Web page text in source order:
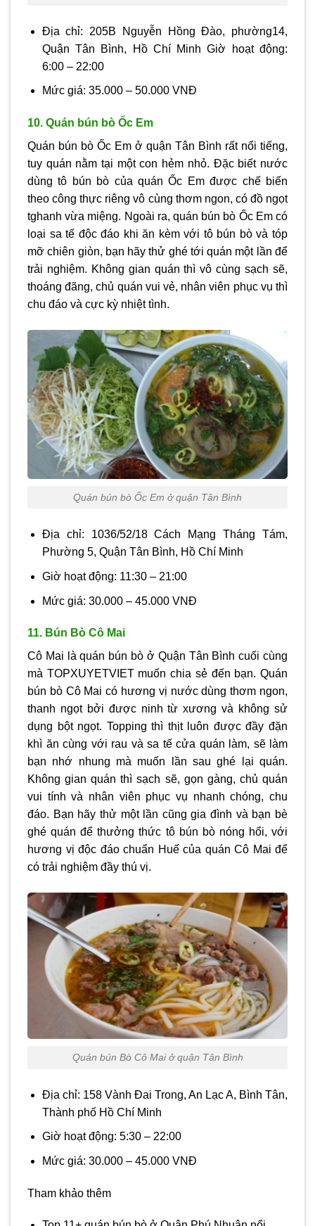
Địa chỉ: 205B Nguyễn Hồng Đào, phường14,
Quận Tân Bình, Hồ Chí Minh Giờ hoạt động:
6:00 – 22:00
Mức giá: 35.000 – 50.000 VNĐ
10. Quán bún bò Ốc Em
Quán bún bò Ốc Em ở quận Tân Bình rất nổi tiếng,
tuy quán nằm tại một con hẻm nhỏ. Đặc biết nước
dùng tô bún bò của quán Ốc Em được chế biến
theo công thực riêng vô cùng thơm ngon, có đồ ngọt
tghanh vừa miệng. Ngoài ra, quán bún bò Ốc Em có
loại sa tế độc đáo khi ăn kèm với tô bún bò và tóp
mỡ chiên giòn, bạn hãy thử ghé tới quán một lần để
trải nghiệm. Không gian quán thì vô cùng sạch sẽ,
thoáng đãng, chủ quán vui vẻ, nhân viên phục vụ thì
chu đáo và cực kỳ nhiệt tình.
Quán bún bò Ốc Em ở quận Tân Bình
Địa chỉ: 1036/52/18 Cách Mạng Tháng Tám,
Phường 5, Quận Tân Bình, Hồ Chí Minh
Giờ hoạt động: 11:30 – 21:00
Mức giá: 30.000 – 45.000 VNĐ
11. Bún Bò Cô Mai
Cô Mai là quán bún bò ở Quận Tân Bình cuối cùng
mà TOPXUYETVIET muốn chia sẻ đến bạn. Quán
bún bò Cô Mai có hương vị nước dùng thơm ngon,
thanh ngọt bởi được ninh từ xương và không sử
dụng bột ngọt. Topping thì thịt luôn được đầy đặn
khì ăn cùng với rau và sa tế cửa quán làm, sẽ làm
bạn nhớ nhung mà muốn lần sau ghé lại quán.
Không gian quán thì sạch sẽ, gọn gàng, chủ quán
vui tính và nhân viên phục vụ nhanh chóng, chu
đáo. Bạn hãy thử một lần cũng gia đình và bạn bè
ghé quán để thưởng thức tô bún bò nóng hổi, với
hương vị độc đáo chuẩn Huế của quán Cô Mai để
có trải nghiệm đầy thú vị.
Quán bún Bò Cô Mai ở quận Tân Bình
Địa chỉ: 158 Vành Đai Trong, An Lạc A, Bình Tân,
Thành phố Hồ Chí Minh
Giờ hoạt động: 5:30 – 22:00
Mức giá: 30.000 – 45.000 VNĐ
Tham khảo thêm